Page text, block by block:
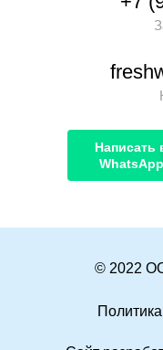
Написать
WhatsApp
© 2022